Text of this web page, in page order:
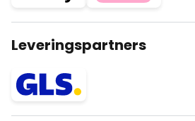
Leveringspartners